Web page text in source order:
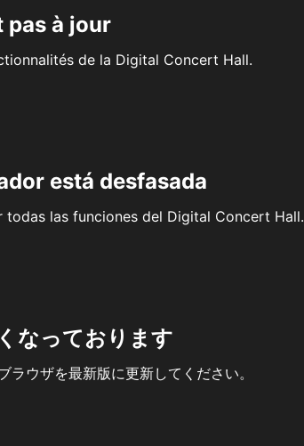
pas à jour
de la Digital Concert Hall.
está desfasada
las funciones del Digital Concert Hall.
なっております
ウザを最新版に更新してください。